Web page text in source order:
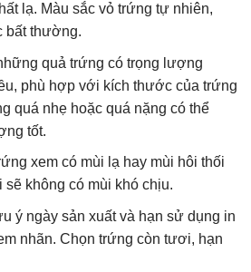
lạ. Màu sắc vỏ trứng tự nhiên,
bất thường.
quả trứng có trọng lượng
phù hợp với kích thước của trứng
quá nhẹ hoặc quá nặng có thể
tốt.
xem có mùi lạ hay mùi hôi thối
không có mùi khó chịu.
ý ngày sản xuất và hạn sử dụng in
nhãn. Chọn trứng còn tươi, hạn